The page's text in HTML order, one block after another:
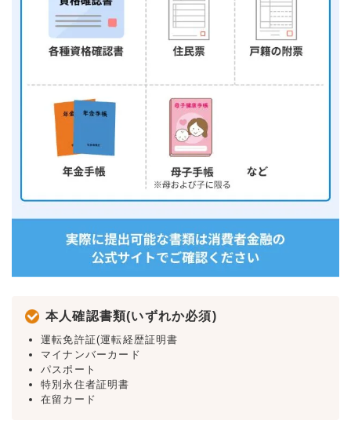
本人確認書類(いずれか必須)
運転免許証(運転経歴証明書
マイナンバーカード
パスポート
特別永住者証明書
在留カード